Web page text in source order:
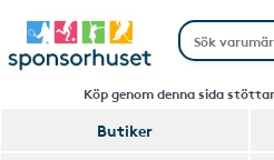
Köp genom denna sida
Butiker